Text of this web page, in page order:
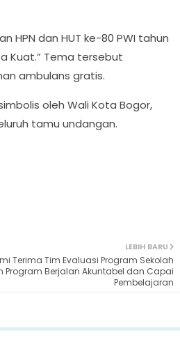
HPN dan HUT ke-80 PWI tahun
Kuat.” Tema tersebut
ambulans gratis.
oleh Wali Kota Bogor,
tamu undangan.
LEBIH BARU
Terima Tim Evaluasi Program Sekolah
Program Berjalan Akuntabel dan Capai
Pembelajaran